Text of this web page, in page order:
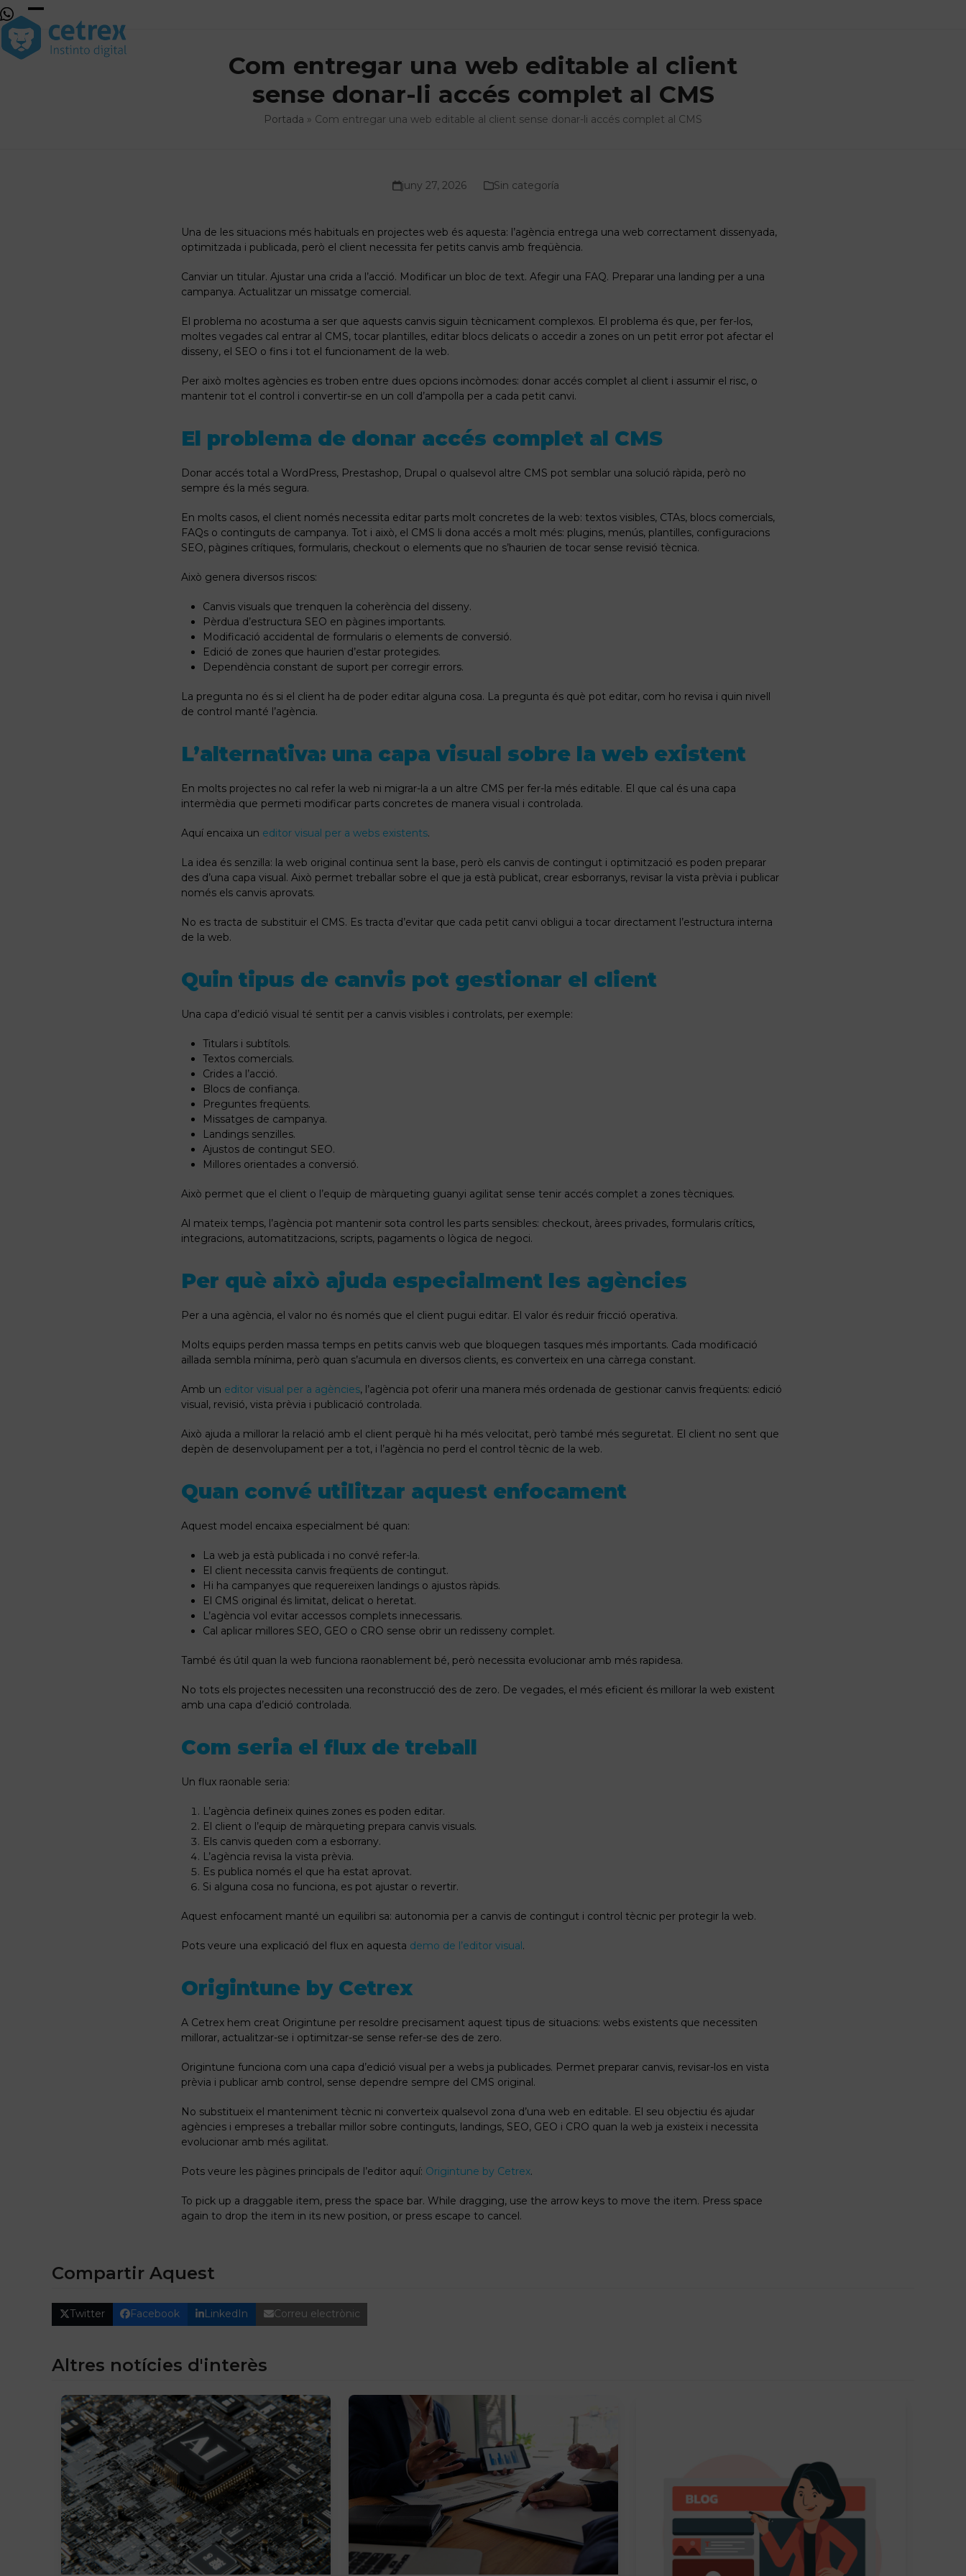
Skip
to
content
Open
mobile
Close
mobile
Com entregar una web editable al client
sense donar-li accés complet al CMS
Portada » Com entregar una web editable al client sense donar-li accés complet al CMS
juny 27, 2026 Sin categoría
Una de les situacions més habituals en projectes web és aquesta: l’agència entrega una web correctament dissenyada,
optimitzada i publicada, però el client necessita fer petits canvis amb freqüència.
Canviar un titular. Ajustar una crida a l’acció. Modificar un bloc de text. Afegir una FAQ. Preparar una landing per a una
campanya. Actualitzar un missatge comercial.
El problema no acostuma a ser que aquests canvis siguin tècnicament complexos. El problema és que, per fer-los,
moltes vegades cal entrar al CMS, tocar plantilles, editar blocs delicats o accedir a zones on un petit error pot afectar el
disseny, el SEO o fins i tot el funcionament de la web.
Per això moltes agències es troben entre dues opcions incòmodes: donar accés complet al client i assumir el risc, o
mantenir tot el control i convertir-se en un coll d’ampolla per a cada petit canvi.
El problema de donar accés complet al CMS
Donar accés total a WordPress, Prestashop, Drupal o qualsevol altre CMS pot semblar una solució ràpida, però no
sempre és la més segura.
En molts casos, el client només necessita editar parts molt concretes de la web: textos visibles, CTAs, blocs comercials,
FAQs o continguts de campanya. Tot i això, el CMS li dona accés a molt més: plugins, menús, plantilles, configuracions
SEO, pàgines crítiques, formularis, checkout o elements que no s’haurien de tocar sense revisió tècnica.
Això genera diversos riscos:
Canvis visuals que trenquen la coherència del disseny.
Pèrdua d’estructura SEO en pàgines importants.
Modificació accidental de formularis o elements de conversió.
Edició de zones que haurien d’estar protegides.
Dependència constant de suport per corregir errors.
La pregunta no és si el client ha de poder editar alguna cosa. La pregunta és què pot editar, com ho revisa i quin nivell
de control manté l’agència.
L’alternativa: una capa visual sobre la web existent
En molts projectes no cal refer la web ni migrar-la a un altre CMS per fer-la més editable. El que cal és una capa
intermèdia que permeti modificar parts concretes de manera visual i controlada.
Aquí encaixa un editor visual per a webs existents.
La idea és senzilla: la web original continua sent la base, però els canvis de contingut i optimització es poden preparar
des d’una capa visual. Això permet treballar sobre el que ja està publicat, crear esborranys, revisar la vista prèvia i publicar
només els canvis aprovats.
No es tracta de substituir el CMS. Es tracta d’evitar que cada petit canvi obligui a tocar directament l’estructura interna
de la web.
Quin tipus de canvis pot gestionar el client
Una capa d’edició visual té sentit per a canvis visibles i controlats, per exemple:
Titulars i subtítols.
Textos comercials.
Crides a l’acció.
Blocs de confiança.
Preguntes freqüents.
Missatges de campanya.
Landings senzilles.
Ajustos de contingut SEO.
Millores orientades a conversió.
Això permet que el client o l’equip de màrqueting guanyi agilitat sense tenir accés complet a zones tècniques.
Al mateix temps, l’agència pot mantenir sota control les parts sensibles: checkout, àrees privades, formularis crítics,
integracions, automatitzacions, scripts, pagaments o lògica de negoci.
Per què això ajuda especialment les agències
Per a una agència, el valor no és només que el client pugui editar. El valor és reduir fricció operativa.
Molts equips perden massa temps en petits canvis web que bloquegen tasques més importants. Cada modificació
aïllada sembla mínima, però quan s’acumula en diversos clients, es converteix en una càrrega constant.
Amb un editor visual per a agències, l’agència pot oferir una manera més ordenada de gestionar canvis freqüents: edició
visual, revisió, vista prèvia i publicació controlada.
Això ajuda a millorar la relació amb el client perquè hi ha més velocitat, però també més seguretat. El client no sent que
depèn de desenvolupament per a tot, i l’agència no perd el control tècnic de la web.
Quan convé utilitzar aquest enfocament
Aquest model encaixa especialment bé quan:
La web ja està publicada i no convé refer-la.
El client necessita canvis freqüents de contingut.
Hi ha campanyes que requereixen landings o ajustos ràpids.
El CMS original és limitat, delicat o heretat.
L’agència vol evitar accessos complets innecessaris.
Cal aplicar millores SEO, GEO o CRO sense obrir un redisseny complet.
També és útil quan la web funciona raonablement bé, però necessita evolucionar amb més rapidesa.
No tots els projectes necessiten una reconstrucció des de zero. De vegades, el més eficient és millorar la web existent
amb una capa d’edició controlada.
Com seria el flux de treball
Un flux raonable seria:
L’agència defineix quines zones es poden editar.
El client o l’equip de màrqueting prepara canvis visuals.
Els canvis queden com a esborrany.
L’agència revisa la vista prèvia.
Es publica només el que ha estat aprovat.
Si alguna cosa no funciona, es pot ajustar o revertir.
Aquest enfocament manté un equilibri sa: autonomia per a canvis de contingut i control tècnic per protegir la web.
Pots veure una explicació del flux en aquesta demo de l’editor visual.
Origintune by Cetrex
A Cetrex hem creat Origintune per resoldre precisament aquest tipus de situacions: webs existents que necessiten
millorar, actualitzar-se i optimitzar-se sense refer-se des de zero.
Origintune funciona com una capa d’edició visual per a webs ja publicades. Permet preparar canvis, revisar-los en vista
prèvia i publicar amb control, sense dependre sempre del CMS original.
No substitueix el manteniment tècnic ni converteix qualsevol zona d’una web en editable. El seu objectiu és ajudar
agències i empreses a treballar millor sobre continguts, landings, SEO, GEO i CRO quan la web ja existeix i necessita
evolucionar amb més agilitat.
Pots veure les pàgines principals de l’editor aquí: Origintune by Cetrex.
To pick up a draggable item, press the space bar. While dragging, use the arrow keys to move the item. Press space
again to drop the item in its new position, or press escape to cancel.
Compartir Aquest
Twitter Facebook LinkedIn Correu electrònic
Altres notícies d'interès